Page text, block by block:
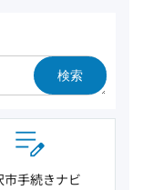
検索
市手続きナビ